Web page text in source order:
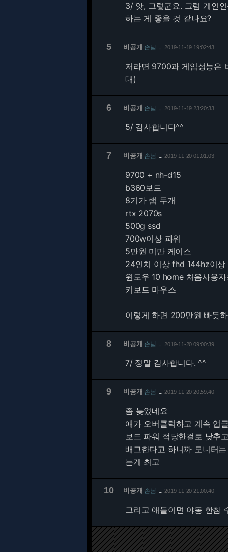
3/앗, 그렇군요. 그럼 게인
하는 게 좋을 것 같나요?
5 비공개 손님 2019-11-19 19:02:43
저라면 9700과 게임성능은
대)
6 비공개 손님 2019-11-19 23:20:33
5/감사합니다^^
7 비공개 손님 2019-11-20 01:01:03
9700 + nh-d15
b360보드
8기가 램 두개
rtx 2070s
500g ssd
700w이상 파워
5만원 미만 케이스
24인치 이상 fhd 144hz이상
윈도우 10 home 처음사용자
키보드 마우스
이렇게 하면 200만원 빠듯
8 비공개 손님 2019-11-20 09:00:39
7/정말 감사합니다. ^^
9 비공개 손님 2019-11-20 20:59:40
좀 늦었네요
애가 오버클럭하고 계속 업
보드 파워 적당한걸로 낮추
배그한다고 하니까 모니터
는게 최고
10 비공개 손님 2019-11-20 21:00:40
그리고 애들이면 야동 한참